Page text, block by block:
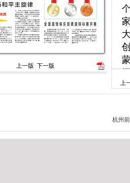
上一版 下一版
“
“
上